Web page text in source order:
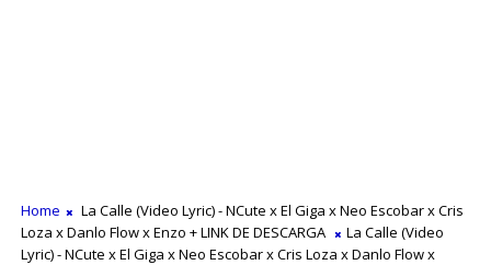
Home
La Calle (Video Lyric) - NCute x El Giga x Neo Escobar x Cris
Loza x Danlo Flow x Enzo + LINK DE DESCARGA
La Calle (Video
Lyric) - NCute x El Giga x Neo Escobar x Cris Loza x Danlo Flow x